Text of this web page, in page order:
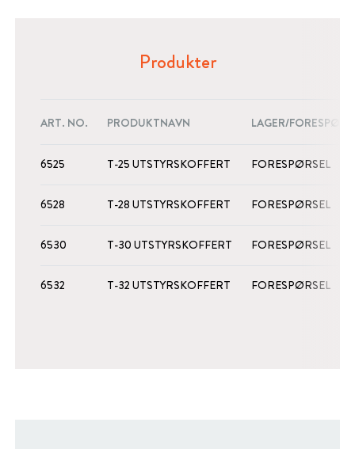
Produkter
ART. NO. PRODUKTNAVN LAGER/
6525 T-25 UTSTYRSKOFFERT FORESPØRSEL
6528 T-28 UTSTYRSKOFFERT FORESPØRSEL
6530 T-30 UTSTYRSKOFFERT FORESPØRSEL
6532 T-32 UTSTYRSKOFFERT FORESPØRSEL